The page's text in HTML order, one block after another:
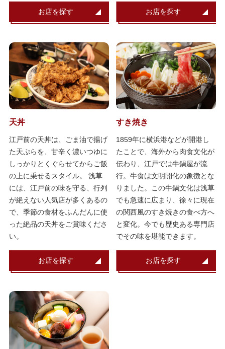
お店を探す お店を探す
天丼
江戸前の天丼は、ごま油で揚げ
た天ぷらを、甘辛く濃いつゆに
しっかりとくぐらせてからご飯
の上に乗せるスタイル。 浅草
には、江戸前の味を守る、行列
が絶えない人気店が多くあるの
で、季節の食材をふんだんに使
った絶品の天丼をご賞味くださ
い。
お店を探す
すき焼き
1859年に横浜港などが開港し
たことで、海外から肉食文化が
伝わり、江戸では牛鍋屋が流
行。牛食は文明開化の象徴とな
りました。この牛鍋文化は浅草
でも急速に広まり、徐々に現在
の関西風のすき焼きの食べ方へ
と変化。今でも歴史ある専門店
でその味を堪能できます。
お店を探す